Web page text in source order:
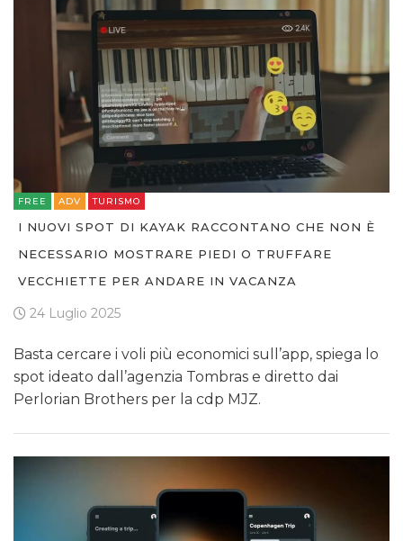
FREE ADV TURISMO
I NUOVI SPOT DI KAYAK RACCONTANO CHE NON È
NECESSARIO MOSTRARE PIEDI O TRUFFARE
VECCHIETTE PER ANDARE IN VACANZA
24 Luglio 2025
Basta cercare i voli più economici sull’app, spiega lo
spot ideato dall’agenzia Tombras e diretto dai
Perlorian Brothers per la cdp MJZ.